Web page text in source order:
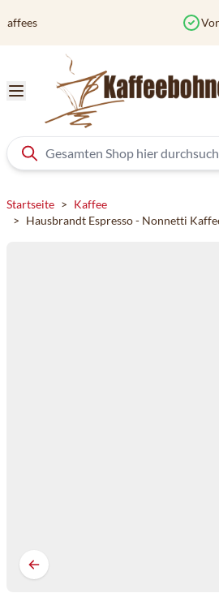
Vor 12 Uhr bestellt?
Startseite > Kaffee
> Hausbrandt Espresso - Nonnetti